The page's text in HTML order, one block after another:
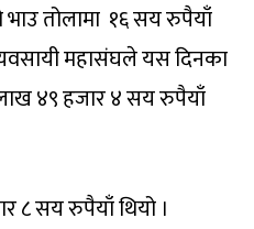
तोलामा १६ सय रुपैयाँ
महासंघले यस दिनका
४९ हजार ४ सय रुपैयाँ
८ सय रुपैयाँ थियो ।